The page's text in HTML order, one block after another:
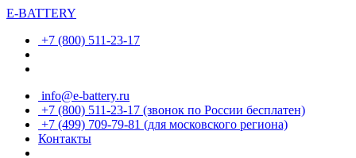
E-BATTERY
+7 (800) 511-23-17
info@e-battery.ru
+7 (800) 511-23-17 (звонок по России бесплатен)
+7 (499) 709-79-81 (для московского региона)
Контакты